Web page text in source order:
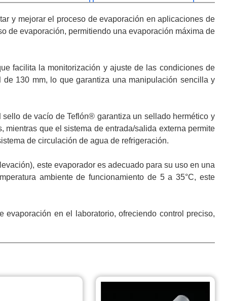
y mejorar el proceso de evaporación en aplicaciones de
de evaporación, permitiendo una evaporación máxima de
facilita la monitorización y ajuste de las condiciones de
130 mm, lo que garantiza una manipulación sencilla y
de vacío de Teflón® garantiza un sellado hermético y
que el sistema de entrada/salida externa permite
de circulación de agua de refrigeración.
este evaporador es adecuado para su uso en una
ambiente de funcionamiento de 5 a 35°C, este
en el laboratorio, ofreciendo control preciso,